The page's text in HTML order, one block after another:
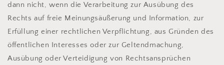
dann nicht, wenn die Verarbeitung zur Ausübung des
Rechts auf freie Meinungsäußerung und Information, zur
Erfüllung einer rechtlichen Verpflichtung, aus Gründen des
öffentlichen Interesses oder zur Geltendmachung,
Ausübung oder Verteidigung von Rechtsansprüchen